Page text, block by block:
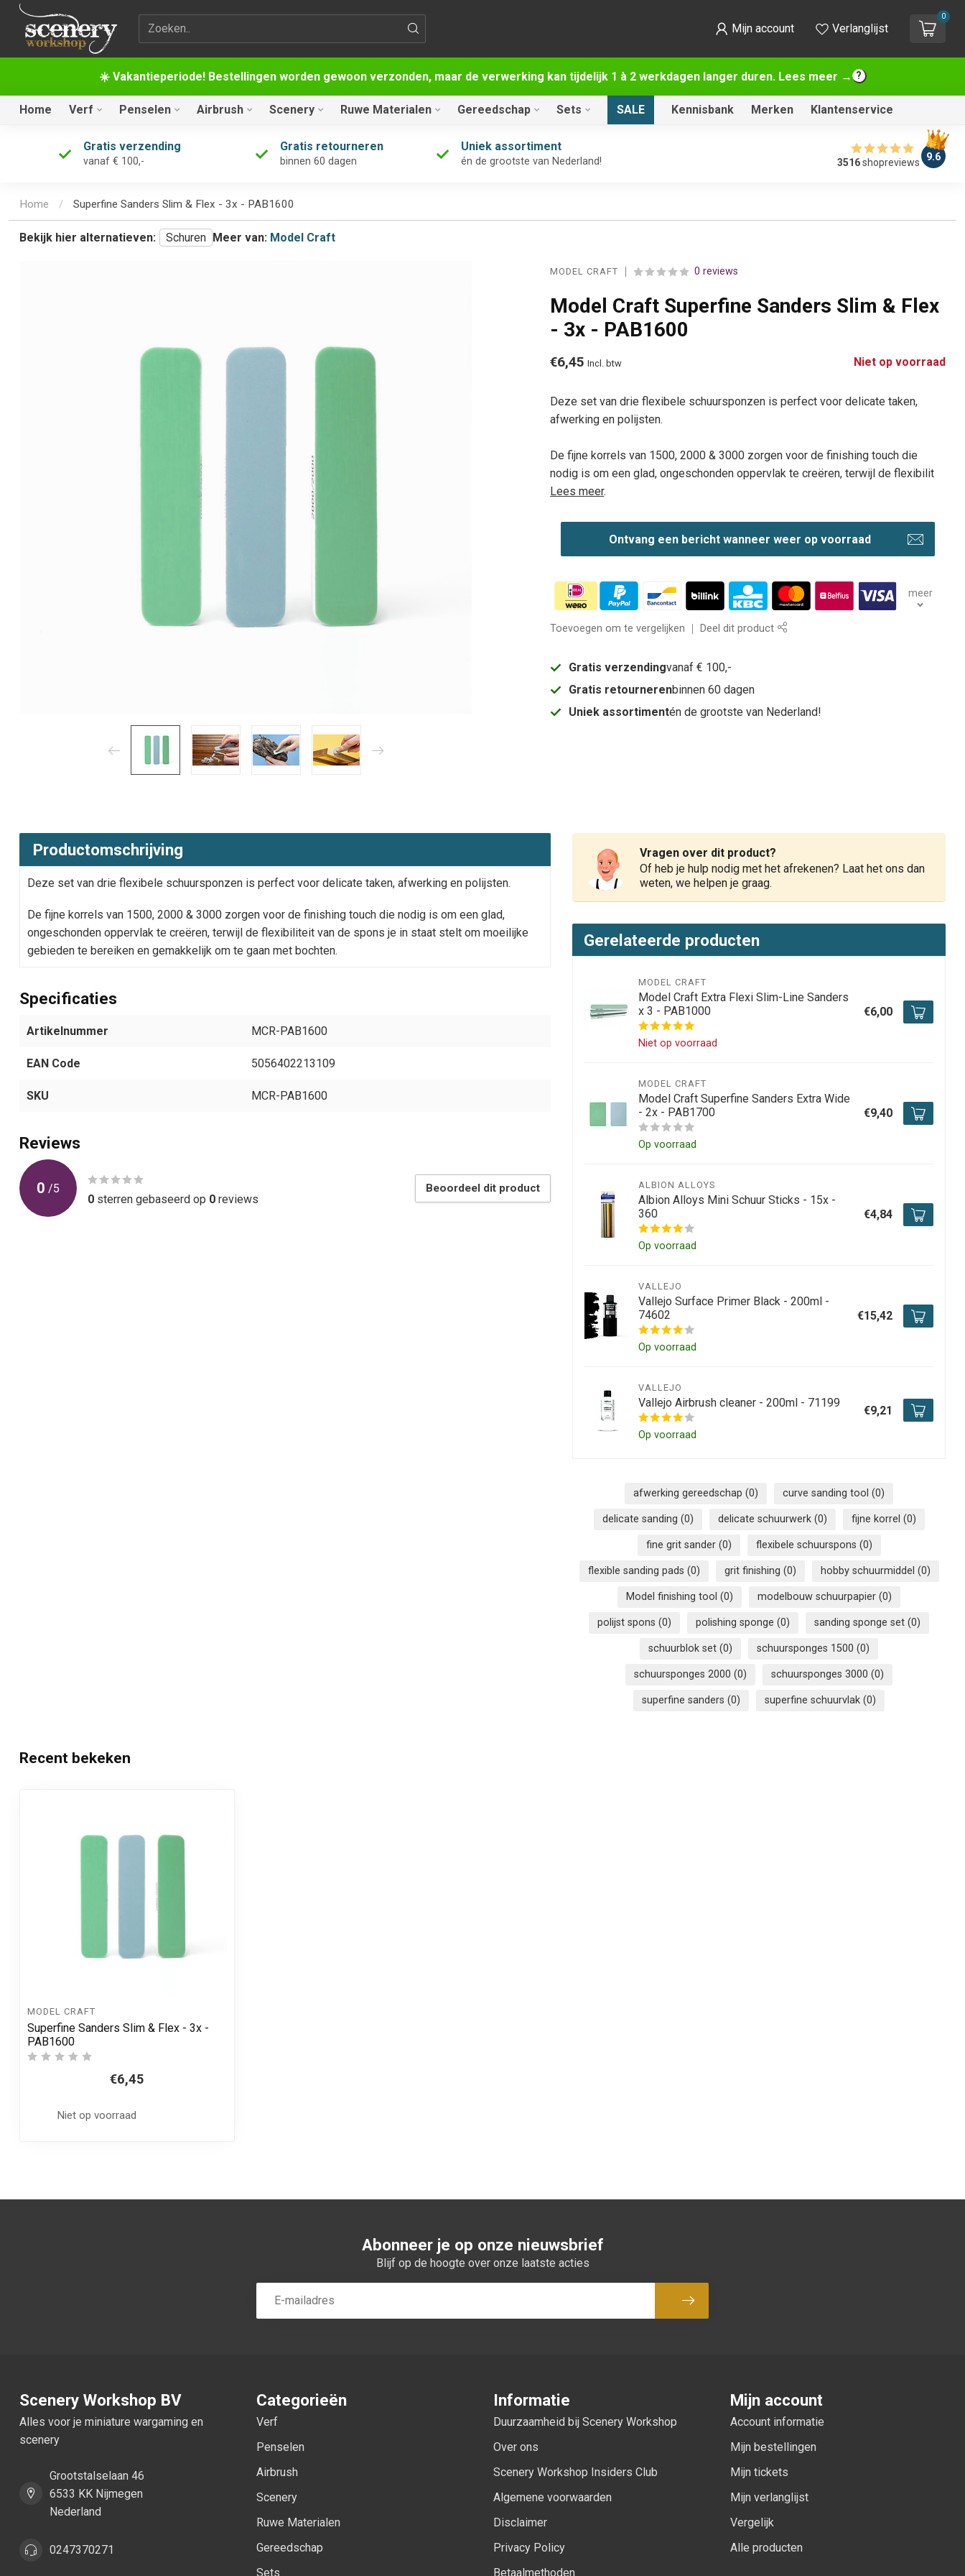
☀️ Vakantieperiode! Bestellingen worden gewoon verzonden, maar de verwerking kan tijdelijk 1 à 2 werkdagen langer duren. Lees meer →
Zoekterm Mijn account Verlanglijst
0
Home Verf Penselen Airbrush Scenery Ruwe Materialen Gereedschap Sets SALE Kennisbank Merken Klantenservice
Gratis verzending
vanaf € 100,-
Gratis retourneren
binnen 60 dagen
Uniek assortiment
én de grootste van Nederland! 3516shopreviews 9.6
Home / Superfine Sanders Slim & Flex - 3x - PAB1600
Bekijk hier alternatieven: Schuren Meer van: Model Craft
MODEL CRAFT 0 reviews
Model Craft Superfine Sanders Slim & Flex
- 3x - PAB1600
€6,45 Incl. btw Niet op voorraad
Deze set van drie flexibele schuursponzen is perfect voor delicate taken,
afwerking en polijsten.
De fijne korrels van 1500, 2000 & 3000 zorgen voor de finishing touch die
nodig is om een ​​glad, ongeschonden oppervlak te creëren, terwijl de flexibilit
Lees meer.
Ontvang een bericht wanneer weer op voorraad
meer
Toevoegen om te vergelijken Deel dit product
Gratis verzendingvanaf € 100,-
Gratis retournerenbinnen 60 dagen
Uniek assortimentén de grootste van Nederland!
Productomschrijving
Deze set van drie flexibele schuursponzen is perfect voor delicate taken, afwerking en polijsten.
De fijne korrels van 1500, 2000 & 3000 zorgen voor de finishing touch die nodig is om een ​​glad,
ongeschonden oppervlak te creëren, terwijl de flexibiliteit van de spons je in staat stelt om moeilijke
gebieden te bereiken en gemakkelijk om te gaan met bochten.
Specificaties
Artikelnummer MCR-PAB1600
EAN Code 5056402213109
SKU MCR-PAB1600
Reviews
0 /5
0 sterren gebaseerd op 0 reviews
Beoordeel dit product
Vragen over dit product?
Of heb je hulp nodig met het afrekenen? Laat het ons dan
weten, we helpen je graag.
Gerelateerde producten
MODEL CRAFT
Model Craft Extra Flexi Slim-Line Sanders
x 3 - PAB1000
Niet op voorraad
€6,00
MODEL CRAFT
Model Craft Superfine Sanders Extra Wide
- 2x - PAB1700
Op voorraad
€9,40
ALBION ALLOYS
Albion Alloys Mini Schuur Sticks - 15x -
360
Op voorraad
€4,84
VALLEJO
Vallejo Surface Primer Black - 200ml -
74602
Op voorraad
€15,42
VALLEJO
Vallejo Airbrush cleaner - 200ml - 71199
Op voorraad
€9,21
afwerking gereedschap (0) curve sanding tool (0)
delicate sanding (0) delicate schuurwerk (0) fijne korrel (0)
fine grit sander (0) flexibele schuurspons (0)
flexible sanding pads (0) grit finishing (0) hobby schuurmiddel (0)
Model finishing tool (0) modelbouw schuurpapier (0)
polijst spons (0) polishing sponge (0) sanding sponge set (0)
schuurblok set (0) schuursponges 1500 (0)
schuursponges 2000 (0) schuursponges 3000 (0)
superfine sanders (0) superfine schuurvlak (0)
Recent bekeken
MODEL CRAFT
Superfine Sanders Slim & Flex - 3x -
PAB1600
€6,45
Niet op voorraad
Abonneer je op onze nieuwsbrief
Blijf op de hoogte over onze laatste acties
Abonneer
Scenery Workshop BV
Alles voor je miniature wargaming en
scenery
Grootstalselaan 46
6533 KK Nijmegen
Nederland
0247370271
Categorieën
Verf
Penselen
Airbrush
Scenery
Ruwe Materialen
Gereedschap
Sets
Informatie
Duurzaamheid bij Scenery Workshop
Over ons
Scenery Workshop Insiders Club
Algemene voorwaarden
Disclaimer
Privacy Policy
Betaalmethoden
Mijn account
Account informatie
Mijn bestellingen
Mijn tickets
Mijn verlanglijst
Vergelijk
Alle producten